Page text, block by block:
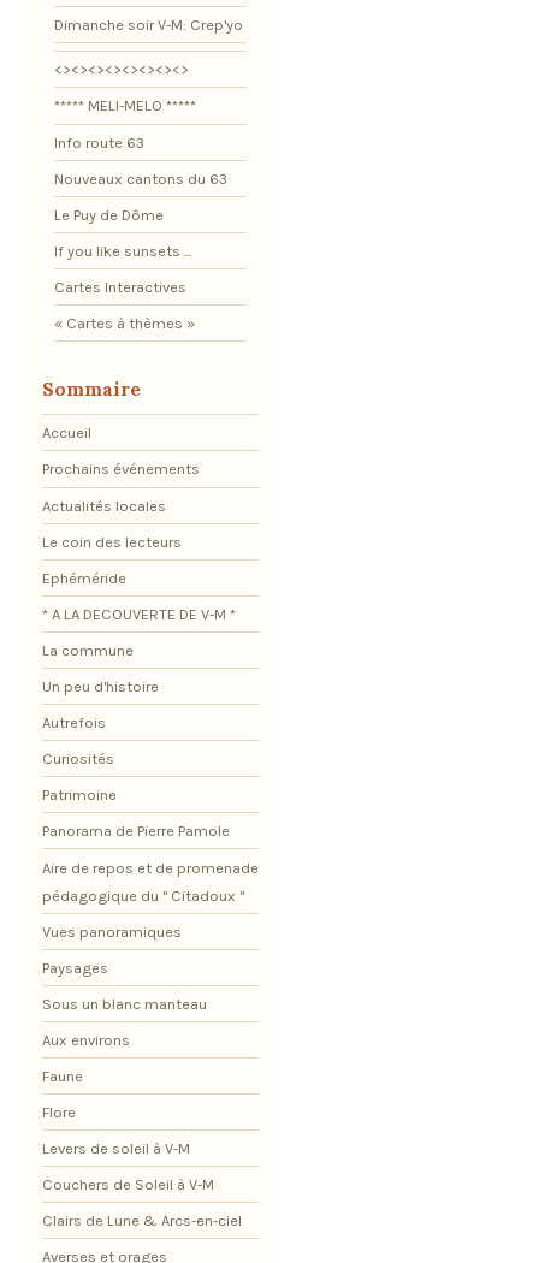
Dimanche soir V-M: Crep'yo
<><><><><><><><>
***** MELI-MELO *****
Info route 63
Nouveaux cantons du 63
Le Puy de Dôme
If you like sunsets ...
Cartes Interactives
« Cartes à thèmes »
Sommaire
Accueil
Prochains événements
Actualités locales
Le coin des lecteurs
Ephéméride
* A LA DECOUVERTE DE V-M *
La commune
Un peu d'histoire
Autrefois
Curiosités
Patrimoine
Panorama de Pierre Pamole
Aire de repos et de promenade
pédagogique du " Citadoux "
Vues panoramiques
Paysages
Sous un blanc manteau
Aux environs
Faune
Flore
Levers de soleil à V-M
Couchers de Soleil à V-M
Clairs de Lune & Arcs-en-ciel
Averses et orages